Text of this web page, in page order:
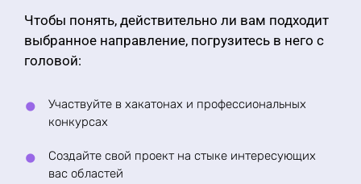
Чтобы понять, действительно ли вам подходит
выбранное направление, погрузитесь в него с
головой:
Участвуйте в хакатонах и профессиональных
конкурсах
Создайте свой проект на стыке интересующих
вас областей